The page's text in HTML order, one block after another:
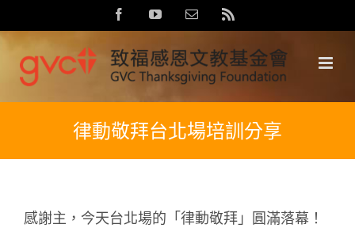
to
content
FacebookYouTubeEmail:
律動敬拜台北場培訓分享
感謝主，今天台北場的「律動敬拜」圓滿落幕！